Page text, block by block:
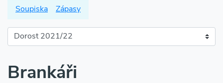
Soupiska Zápasy
Brankáři